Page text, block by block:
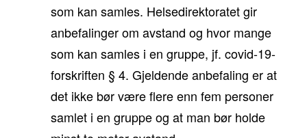
som kan samles. Helsedirektoratet gir
anbefalinger om avstand og hvor mange
som kan samles i en gruppe, jf. covid-19-
forskriften § 4. Gjeldende anbefaling er at
det ikke bør være flere enn fem personer
samlet i en gruppe og at man bør holde